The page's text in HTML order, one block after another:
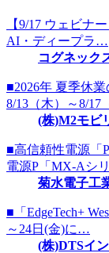
【9/17 ウェビナ
AI・ディープラ…
コグネック
■2026年 夏季休
8/13（木）～8/17
(株)M2モビ
■高信頼性電源「
電源P「MX-Aシ
菊水電子工
■「EdgeTech+
～24日(金)に…
(株)DTSイ